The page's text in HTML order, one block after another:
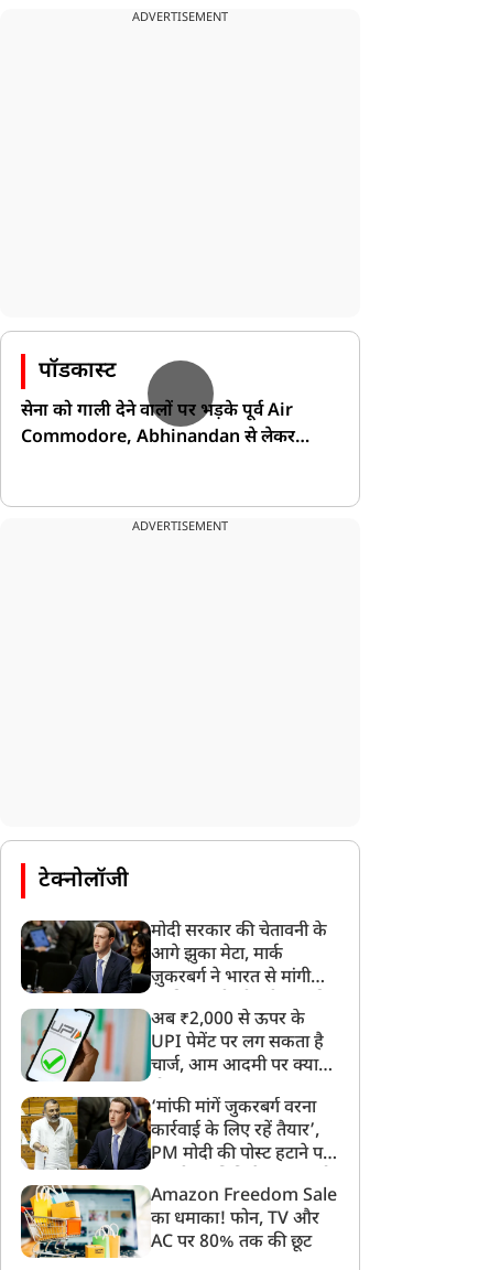
ADVERTISEMENT
पॉडकास्ट
सेना को गाली देने वालों पर भड़के पूर्व Air
Commodore, Abhinandan से लेकर
ADVERTISEMENT
टेक्नोलॉजी
मोदी सरकार की चेतावनी के
आगे झुका मेटा, मार्क
ज़ुकरबर्ग ने भारत से मांगी
अब ₹2,000 से ऊपर के
UPI पेमेंट पर लग सकता है
चार्ज, आम आदमी पर क्या
‘मांफी मांगें जुकरबर्ग वरना
कार्रवाई के लिए रहें तैयार’,
PM मोदी की पोस्ट हटाने पर
लगाई फटकार
Amazon Freedom Sale
का धमाका! फोन, TV और
AC पर 80% तक की छूट